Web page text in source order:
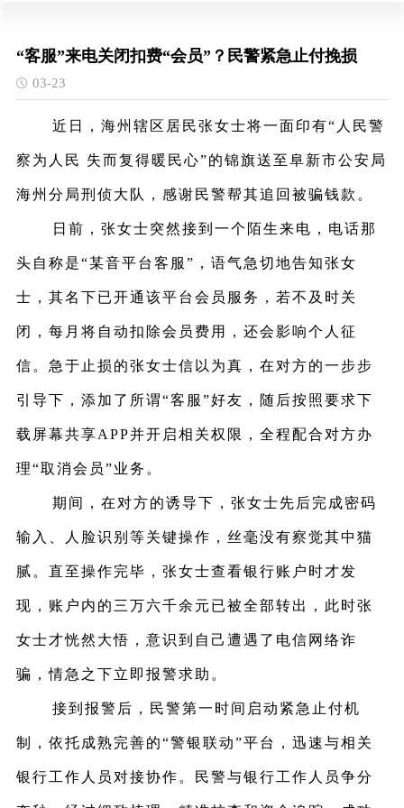
“客服”来电关闭扣费“会员”？民警紧急止付挽损
03-23
近日，海州辖区居民张女士将一面印有“人民警
察为人民 失而复得暖民心”的锦旗送至阜新市公安局
海州分局刑侦大队，感谢民警帮其追回被骗钱款。
日前，张女士突然接到一个陌生来电，电话那
头自称是“某音平台客服”，语气急切地告知张女
士，其名下已开通该平台会员服务，若不及时关
闭，每月将自动扣除会员费用，还会影响个人征
信。急于止损的张女士信以为真，在对方的一步步
引导下，添加了所谓“客服”好友，随后按照要求下
载屏幕共享APP并开启相关权限，全程配合对方办
理“取消会员”业务。
期间，在对方的诱导下，张女士先后完成密码
输入、人脸识别等关键操作，丝毫没有察觉其中猫
腻。直至操作完毕，张女士查看银行账户时才发
现，账户内的三万六千余元已被全部转出，此时张
女士才恍然大悟，意识到自己遭遇了电信网络诈
骗，情急之下立即报警求助。
接到报警后，民警第一时间启动紧急止付机
制，依托成熟完善的“警银联动”平台，迅速与相关
银行工作人员对接协作。民警与银行工作人员争分